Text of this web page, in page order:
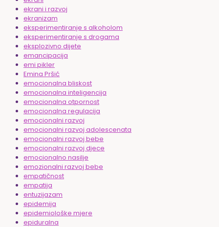
ekrani i razvoj
ekranizam
eksperimentiranje s alkoholom
eksperimentiranje s drogama
eksplozivno dijete
emancipacija
emi pikler
Emina Pršić
emocionalna bliskost
emocionalna inteligencija
emocionalna otpornost
emocionalna regulacija
emocionalni razvoj
emocionalni razvoj adolescenata
emocionalni razvoj bebe
emocionalni razvoj djece
emocionalno nasilje
emozionalni razvoj bebe
empatičnost
empatija
entuzijazam
epidemija
epidemiološke mjere
epiduralna